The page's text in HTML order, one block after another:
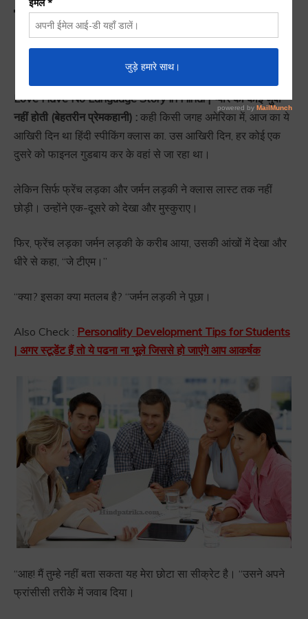
कोई जुबां नहीं होती
(बेहतरीन प्रेमकहानी)
Love Have No Language Story in Hindi | प्यार की कोई जुबां
नहीं होती (बेहतरीन प्रेमकहानी) : कही किसी जगह अमेरिका में, आज का ये
आखिरी दिन था हिंदी स्पीकिंग क्लास का. उस आखिरी दिन, हर कोई एक
दुसरे को फाइनल गुडबाय कर के वहां से जा रहा था।
लेकिन सिर्फ फ्रेंच लड़का और जर्मन लड़की ने क्लास लास्ट तक नहीं
छोड़ी। उन्होंने एक-दूसरे को देखा और मुस्कुराए।
फिर, फ्रेंच लड़का जर्मन लड़की के करीब आया, उसकी आंखों में देखा और
धीरे से कहा, “जे टीएम।”
“क्या? इसका क्या मतलब है? “जर्मन लड़की ने पूछा।
Also Check : Personality Development Tips for Students
| अगर स्टूडेंट हैं तो ये पढना ना भूले जिससे हो जाएंगे आप आकर्षक
“आह! मैं तुम्हे नहीं बता सकता यह मेरा छोटा सा सीक्रेट है। “उसने अपने
फ्रांसीसी तरीके में जवाब दिया।